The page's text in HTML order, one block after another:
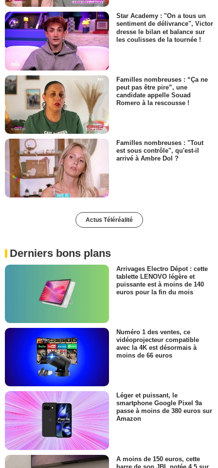
Star Academy : "On a tous un
sentiment de délivrance", Victor
dresse le bilan et balance sur
les coulisses de la tournée !
Familles nombreuses : “Ça ne
peut pas être pire”, une
candidate appelle Souad
Romero à la rescousse !
Familles nombreuses : "Tout
est sous contrôle", qu'est-il
arrivé à Ambre Dol ?
Actus Téléréalité
Derniers bons plans
Arrivages Electro Dépot : cette
tablette LENOVO légère et
puissante est à moins de 140
euros pour la fin du mois
Numéro 1 des ventes, ce
vidéoprojecteur compatible
avec la 4K est désormais à
moins de 66 euros
Léger et puissant, le
smartphone Google Pixel 9a
passe à moins de 380 euros sur
Amazon
A moins de 150 euros, cette